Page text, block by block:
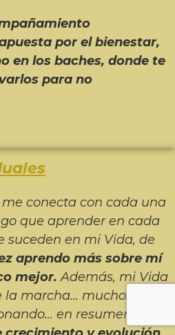
por el bienestar,
en los baches, donde te
para no
conecta con cada una
que aprender en cada
suceden en mi Vida, de
aprendo más sobre mí
mejor. Además, mi Vida
marcha… muchos
en resumen,